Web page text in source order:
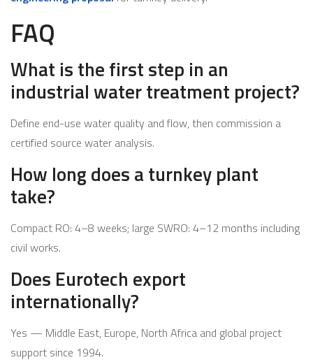
FAQ
What is the first step in an
industrial water treatment project?
Define end-use water quality and flow, then commission a
certified source water analysis.
How long does a turnkey plant
take?
Compact RO: 4–8 weeks; large SWRO: 4–12 months including
civil works.
Does Eurotech export
internationally?
Yes — Middle East, Europe, North Africa and global project
support since 1994.